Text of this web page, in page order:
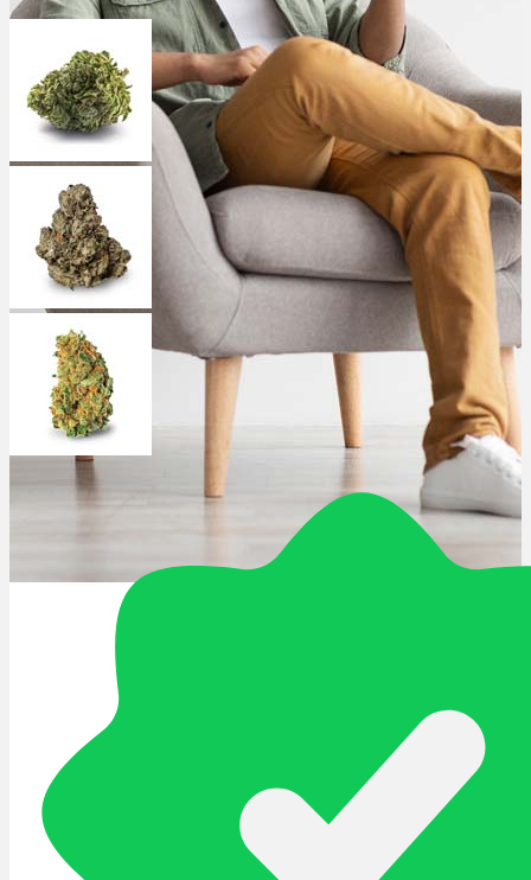
Alle Krankheiten
Chronische Schmerzen
Angststörungen
Chronische Migräne
Depressionen
Schlafstörungen
Cannabis Ärzte
Cannabis Rezept
Cannabis Apotheke
Wissen
Medizinisches Cannabis